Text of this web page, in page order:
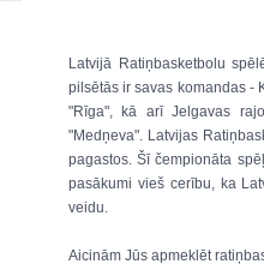
Latvijā Ratiņbasketbolu
pilsētās ir savas komandas -
"Rīga", kā arī Jelgavas
"Medņeva". Latvijas
pagastos. Šī čempionāta
pasākumi vieš cerību, ka
veidu.
Aicinām Jūs apmeklēt